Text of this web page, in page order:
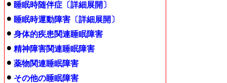
睡眠時随伴症〔詳細展開〕
睡眠時運動障害〔詳細展開〕
身体的疾患関連睡眠障害
精神障害関連睡眠障害
薬物関連睡眠障害
その他の睡眠障害